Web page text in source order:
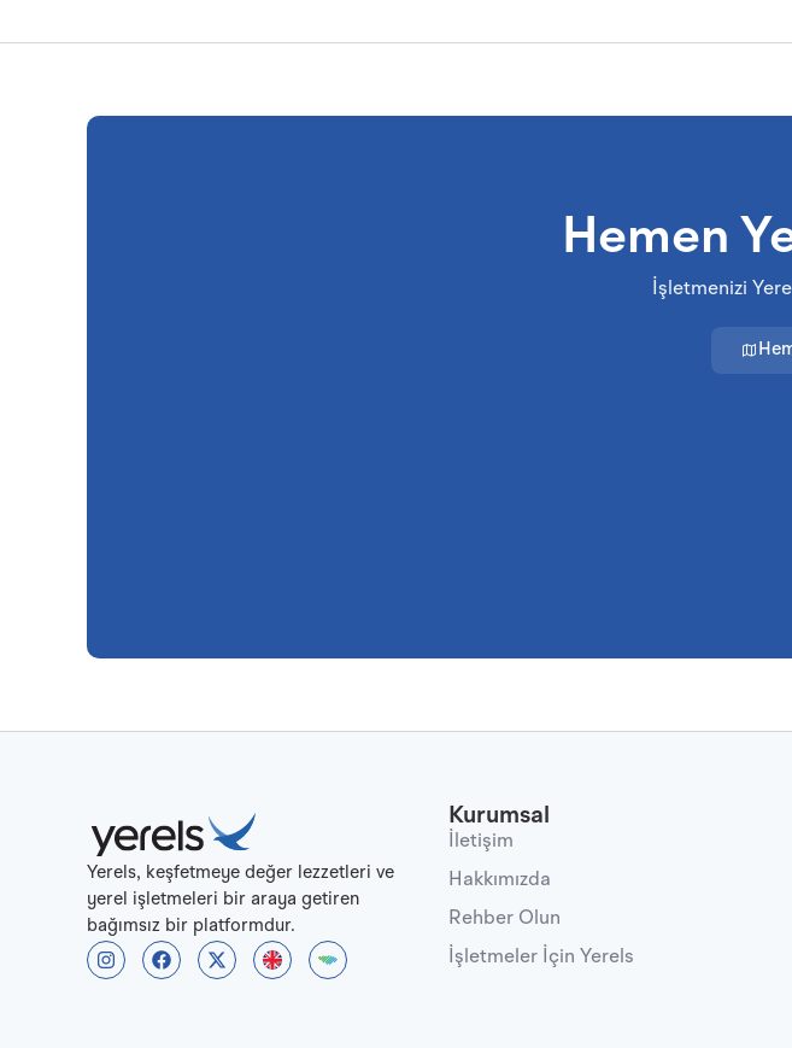
Hemen
İşletmenizi
Yerels, keşfetmeye değer lezzetleri ve
yerel işletmeleri bir araya getiren
bağımsız bir platformdur.
Kurumsal
İletişim
Hakkımızda
Rehber Olun
İşletmeler İçin Yerels